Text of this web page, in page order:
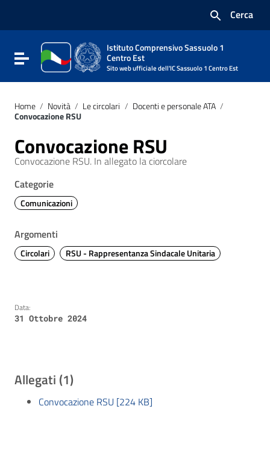
Vai al footer
Cerca
Attiva / disattiva la navigazione
Istituto Comprensivo Sassuolo 1
Centro Est
Sito web ufficiale dell'IC Sassuolo 1 Centro Est
Home / Novità / Le circolari / Docenti e personale ATA /
Convocazione RSU
Convocazione RSU
Convocazione RSU. In allegato la ciorcolare
Categorie
Comunicazioni
Argomenti
Circolari RSU - Rappresentanza Sindacale Unitaria
Data:
31 Ottobre 2024
Allegati (1)
Convocazione RSU [224 KB]